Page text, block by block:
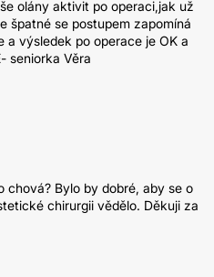
olány aktivit po operaci,jak už
špatné se postupem zapomíná
výsledek po operace je OK a
seniorka Věra
Bylo by dobré, aby se o
chirurgii vědělo. Děkuji za